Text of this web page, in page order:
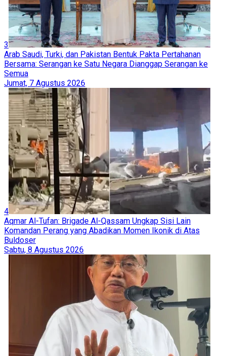
3
Arab Saudi, Turki, dan Pakistan Bentuk Pakta Pertahanan
Bersama: Serangan ke Satu Negara Dianggap Serangan ke
Semua
Jumat, 7 Agustus 2026
4
Aqmar Al-Tufan: Brigade Al-Qassam Ungkap Sisi Lain
Komandan Perang yang Abadikan Momen Ikonik di Atas
Buldoser
Sabtu, 8 Agustus 2026